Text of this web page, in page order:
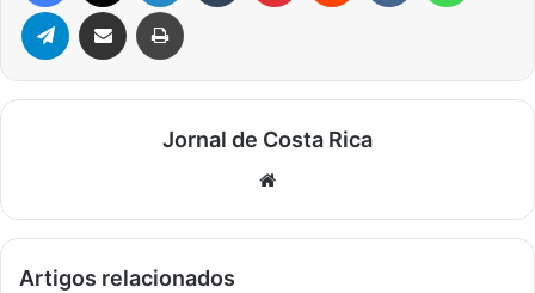
Telegram Compartilhar via e-mail Imprimir
Jornal de Costa Rica
Artigos relacionados